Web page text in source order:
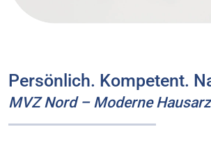
Persönlich. Kompetent.
MVZ Nord – Moderne